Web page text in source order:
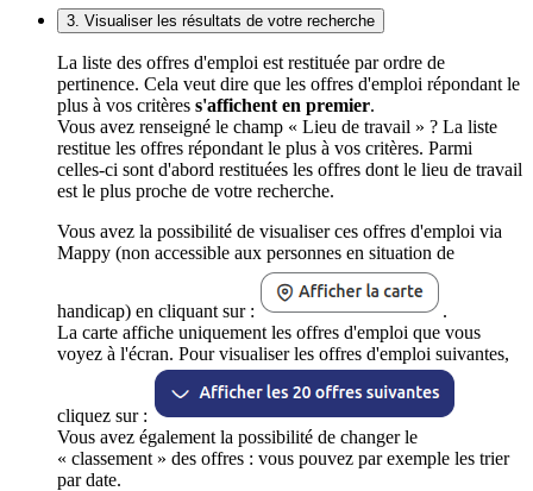
3. Visualiser les résultats de votre recherche
La liste des offres d'emploi est restituée par ordre de
pertinence. Cela veut dire que les offres d'emploi répondant le
plus à vos critères s'affichent en premier.
Vous avez renseigné le champ « Lieu de travail » ? La liste
restitue les offres répondant le plus à vos critères. Parmi
celles-ci sont d'abord restituées les offres dont le lieu de travail
est le plus proche de votre recherche.
Vous avez la possibilité de visualiser ces offres d'emploi via
Mappy (non accessible aux personnes en situation de
handicap) en cliquant sur :
.
La carte affiche uniquement les offres d'emploi que vous
voyez à l'écran. Pour visualiser les offres d'emploi suivantes,
cliquez sur :
Vous avez également la possibilité de changer le
« classement » des offres : vous pouvez par exemple les trier
par date.